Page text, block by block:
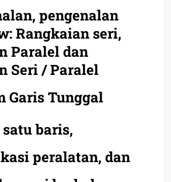
pengenalan
Rangkaian seri,
Paralel dan
Seri / Paralel
Garis Tunggal
baris,
peralatan, dan